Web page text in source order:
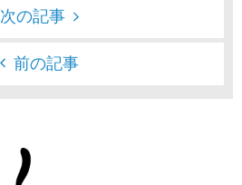
次の記事
前の記事